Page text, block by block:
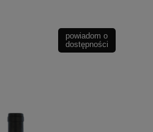
powiadom o
dostępności